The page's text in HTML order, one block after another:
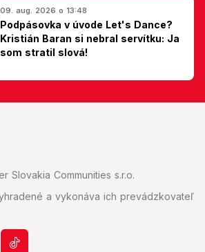
09. aug. 2026 o 13:48
Podpásovka v úvode Let's Dance?
Kristián Baran si nebral servítku: Ja
som stratil slová!
Slovakia Communities s.r.o.
a vykonáva ich prevádzkovateľ